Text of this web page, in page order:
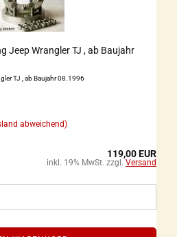
Jeep Wrangler TJ , ab Baujahr
TJ , ab Baujahr 08.1996
abweichend)
119,00 EUR
inkl. 19% MwSt. zzgl. Versand